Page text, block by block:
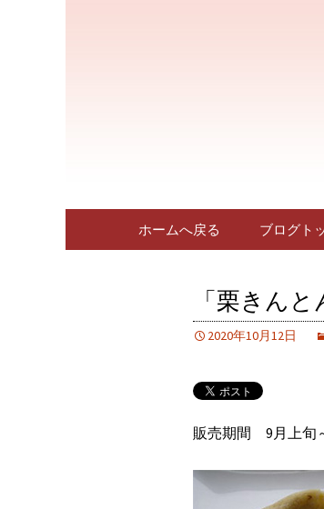
四日
コンテンツへ移動
ホームへ戻る ブログト
「栗きんと
2020年10月12日
販売期間 9月上旬